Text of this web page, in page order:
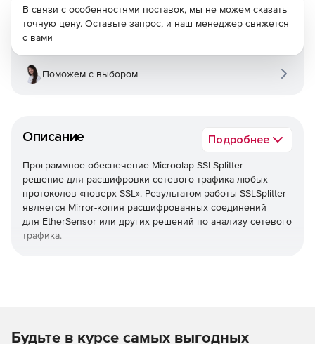
Описание Подробнее
Программное обеспечение Microolap SSLSplitter –
решение для расшифровки сетевого трафика любых
протоколов «поверх SSL». Результатом работы SSLSplitter
является Mirror-копия расшифрованных соединений
для EtherSensor или других решений по анализу сетевого
трафика.
веб-трафик (протокол HTTPS);
В связи с особенностями поставок, мы не можем сказать
точную цену. Оставьте запрос, и наш менеджер свяжется
с вами
Поможем с выбором
Будьте в курсе самых выгодных